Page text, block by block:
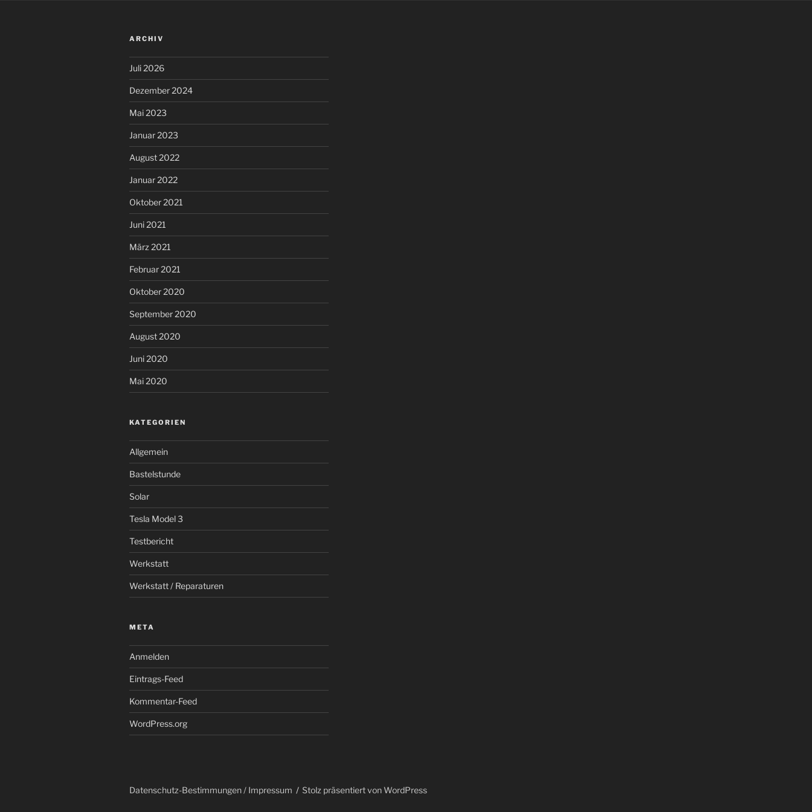
ARCHIV
Juli 2026
Dezember 2024
Mai 2023
Januar 2023
August 2022
Januar 2022
Oktober 2021
Juni 2021
März 2021
Februar 2021
Oktober 2020
September 2020
August 2020
Juni 2020
Mai 2020
KATEGORIEN
Allgemein
Bastelstunde
Solar
Tesla Model 3
Testbericht
Werkstatt
Werkstatt / Reparaturen
META
Anmelden
Eintrags-Feed
Kommentar-Feed
WordPress.org
Datenschutz-Bestimmungen / Impressum Stolz präsentiert von WordPress